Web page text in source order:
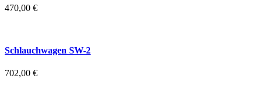
470,00 €
Schlauchwagen SW-2
702,00 €